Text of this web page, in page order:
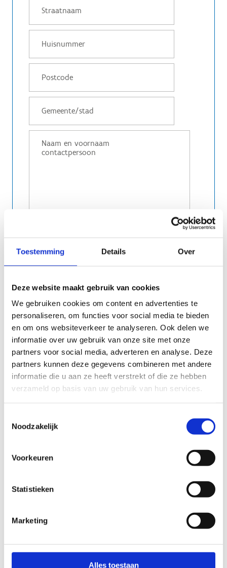
Toestemming Details Over
Deze website maakt gebruik van cookies
We gebruiken cookies om content en advertenties te
personaliseren, om functies voor social media te bieden
en om ons websiteverkeer te analyseren. Ook delen we
informatie over uw gebruik van onze site met onze
partners voor social media, adverteren en analyse. Deze
partners kunnen deze gegevens combineren met andere
informatie die u aan ze heeft verstrekt of die ze hebben
verzameld op basis van uw gebruik van hun services.
Noodzakelijk
Voorkeuren
Statistieken
Marketing
Alles toestaan
Kies op welke ijsbaan je met je klas een
initiatie schaatsen wil volgen:
IJsbaan Kortrijk
Ice Skating Center Mechelen
Sport Vlaanderen Herentals
Laad je inzending op (1 inzending per klas)